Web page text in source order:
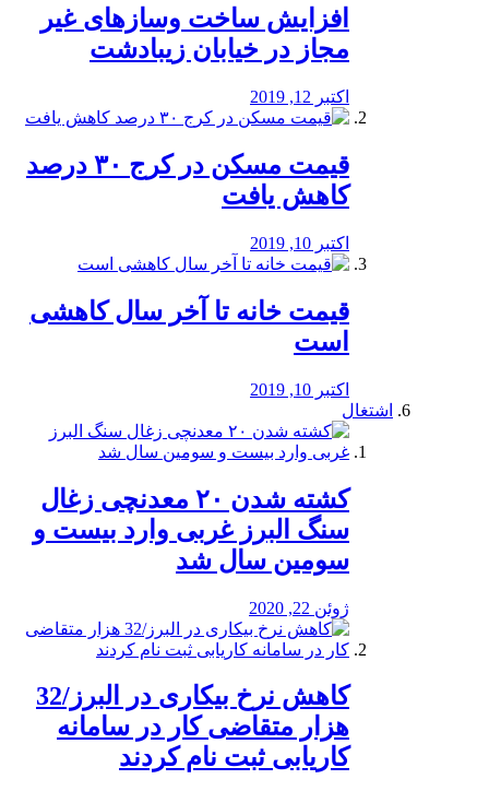
افزایش ساخت وسازهای غیر
مجاز در خیابان زیبادشت
اکتبر 12, 2019
️قیمت مسکن در کرج ۳۰ درصد
کاهش یافت
اکتبر 10, 2019
قیمت خانه تا آخر سال کاهشی
است
اکتبر 10, 2019
اشتغال
کشته شدن ۲۰ معدنچی زغال
سنگ البرز غربی وارد بیست و
سومین سال شد
ژوئن 22, 2020
کاهش نرخ بیکاری در البرز/32
هزار متقاضی کار در سامانه
کاریابی ثبت نام کردند